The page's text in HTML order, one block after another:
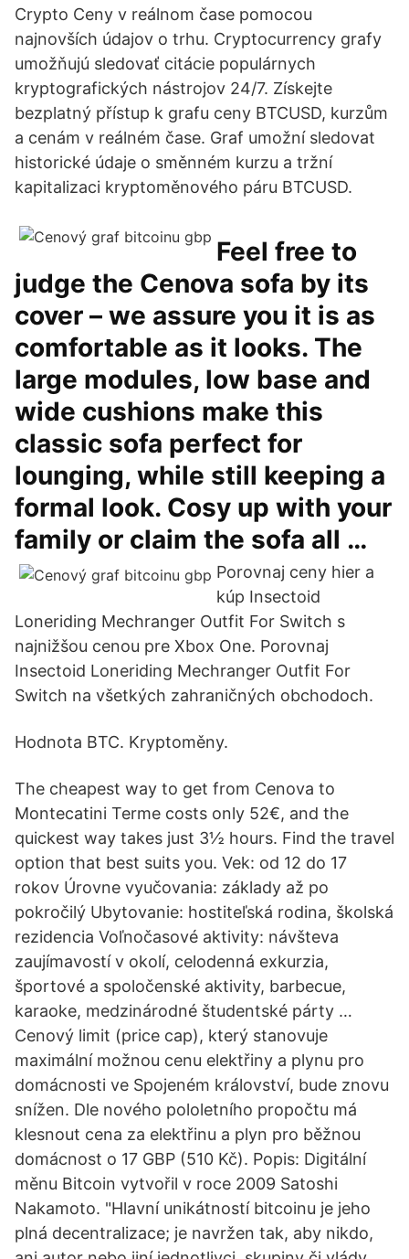
Crypto Ceny v reálnom čase pomocou
najnovších údajov o trhu. Cryptocurrency grafy
umožňujú sledovať citácie populárnych
kryptografických nástrojov 24/7. Získejte
bezplatný přístup k grafu ceny BTCUSD, kurzům
a cenám v reálném čase. Graf umožní sledovat
historické údaje o směnném kurzu a tržní
kapitalizaci kryptoměnového páru BTCUSD.
Feel free to
judge the Cenova sofa by its
cover – we assure you it is as
comfortable as it looks. The
large modules, low base and
wide cushions make this
classic sofa perfect for
lounging, while still keeping a
formal look. Cosy up with your
family or claim the sofa all …
Porovnaj ceny hier a
kúp Insectoid
Loneriding Mechranger Outfit For Switch s
najnižšou cenou pre Xbox One. Porovnaj
Insectoid Loneriding Mechranger Outfit For
Switch na všetkých zahraničných obchodoch.
Hodnota BTC. Kryptoměny.
The cheapest way to get from Cenova to
Montecatini Terme costs only 52€, and the
quickest way takes just 3½ hours. Find the travel
option that best suits you. Vek: od 12 do 17
rokov Úrovne vyučovania: základy až po
pokročilý Ubytovanie: hostiteľská rodina, školská
rezidencia Voľnočasové aktivity: návšteva
zaujímavostí v okolí, celodenná exkurzia,
športové a spoločenské aktivity, barbecue,
karaoke, medzinárodné študentské párty …
Cenový limit (price cap), který stanovuje
maximální možnou cenu elektřiny a plynu pro
domácnosti ve Spojeném království, bude znovu
snížen. Dle nového pololetního propočtu má
klesnout cena za elektřinu a plyn pro běžnou
domácnost o 17 GBP (510 Kč). Popis: Digitální
měnu Bitcoin vytvořil v roce 2009 Satoshi
Nakamoto. "Hlavní unikátností bitcoinu je jeho
plná decentralizace; je navržen tak, aby nikdo,